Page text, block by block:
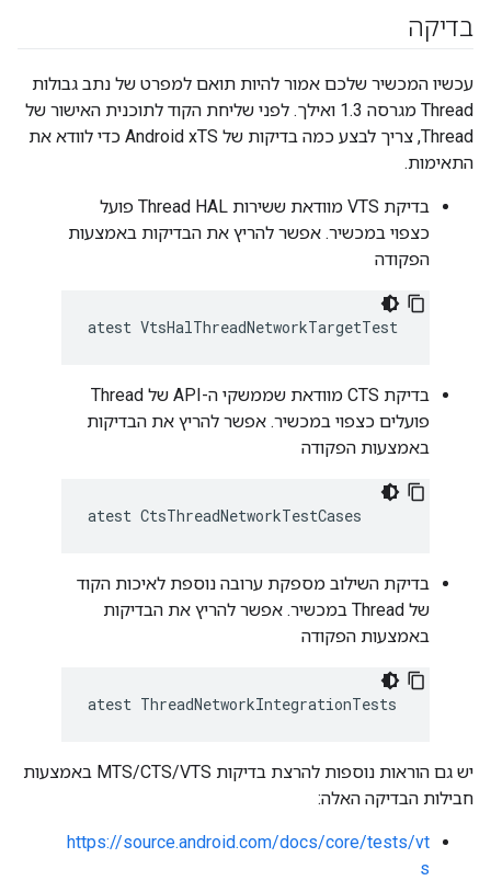
בדיקה
עכשיו המכשיר שלכם אמור להיות תואם למפרט של נתב גבולות
Thread מגרסה 1.3 ואילך. לפני שליחת הקוד לתוכנית האישור של
Thread, צריך לבצע כמה בדיקות של Android xTS כדי לוודא את
התאימות.
בדיקת VTS מוודאת ששירות Thread HAL פועל
כצפוי במכשיר. אפשר להריץ את הבדיקות באמצעות
הפקודה
atest VtsHalThreadNetworkTargetTest
בדיקת CTS מוודאת שממשקי ה-API של Thread
פועלים כצפוי במכשיר. אפשר להריץ את הבדיקות
באמצעות הפקודה
atest CtsThreadNetworkTestCases
בדיקת השילוב מספקת ערובה נוספת לאיכות הקוד
של Thread במכשיר. אפשר להריץ את הבדיקות
באמצעות הפקודה
atest ThreadNetworkIntegrationTests
יש גם הוראות נוספות להרצת בדיקות VTS/‏CTS/‏MTS באמצעות
חבילות הבדיקה האלה:
https://source.android.com/docs/core/tests/vt
s